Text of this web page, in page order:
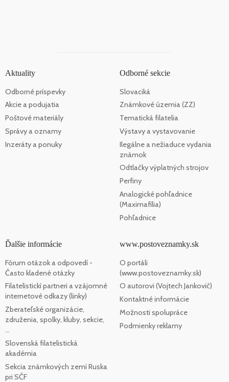
Aktuality
Odborné príspevky
Akcie a podujatia
Poštové materiály
Správy a oznamy
Inzeráty a ponuky
Odborné sekcie
Slovaciká
Známkové územia (ZZ)
Tematická filatelia
Výstavy a vystavovanie
Ilegálne a nežiaduce vydania
známok
Odtlačky výplatných strojov
Perfiny
Analogické pohľadnice
(Maximafília)
Pohľadnice
Ďalšie informácie
Fórum otázok a odpovedí -
Často kladené otázky
Filatelistickí partneri a vzájomné
internetové odkazy (linky)
Zberateľské organizácie,
združenia, spolky, kluby, sekcie,
...
Slovenská filatelistická
akadémia
Sekcia známkových zemí Ruska
pri SČF
www.postoveznamky.sk
O portáli
(www.postoveznamky.sk)
O autorovi (Vojtech Jankovič)
Kontaktné informácie
Možnosti spolupráce
Podmienky reklamy